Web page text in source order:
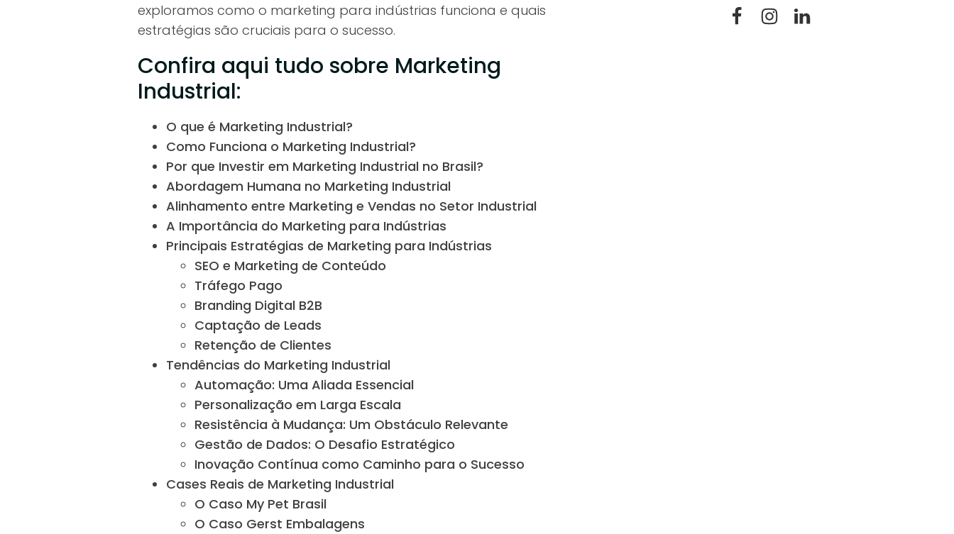
exploramos como o marketing para indústrias funciona e quais
estratégias são cruciais para o sucesso.
Confira aqui tudo sobre Marketing
Industrial:
O que é Marketing Industrial?
Como Funciona o Marketing Industrial?
Por que Investir em Marketing Industrial no Brasil?
Abordagem Humana no Marketing Industrial
Alinhamento entre Marketing e Vendas no Setor Industrial
A Importância do Marketing para Indústrias
Principais Estratégias de Marketing para Indústrias
SEO e Marketing de Conteúdo
Tráfego Pago
Branding Digital B2B
Captação de Leads
Retenção de Clientes
Tendências do Marketing Industrial
Automação: Uma Aliada Essencial
Personalização em Larga Escala
Resistência à Mudança: Um Obstáculo Relevante
Gestão de Dados: O Desafio Estratégico
Inovação Contínua como Caminho para o Sucesso
Cases Reais de Marketing Industrial
O Caso My Pet Brasil
O Caso Gerst Embalagens